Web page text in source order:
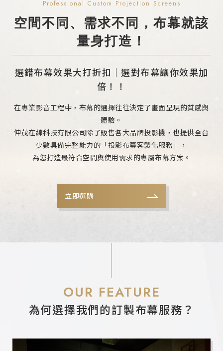
Professional Custom Projection Screens
空間不同、需求不同，布幕就該
量身打造！
選錯布幕效果大打折扣｜選對布幕讓你效果加
倍！！
在專業影音工程中，布幕的選擇往往決定了畫面呈現的質感與
體驗。
伸茂在線科技有限公司除了販售各大品牌投影機，也提供全台
少數具備完整能力的「投影布幕客製化服務」，
為您打造最符合空間與使用需求的專屬布幕方案。
立即選購
OUR FEATURE
為何選擇我們的訂製布幕服務？